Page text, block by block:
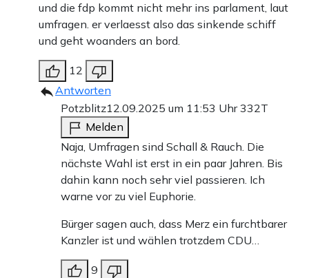
und die fdp kommt nicht mehr ins parlament, laut
umfragen. er verlaesst also das sinkende schiff
und geht woanders an bord.
12
Antworten
Potzblitz12.09.2025 um 11:53 Uhr332T
Melden
Naja, Umfragen sind Schall & Rauch. Die
nächste Wahl ist erst in ein paar Jahren. Bis
dahin kann noch sehr viel passieren. Ich
warne vor zu viel Euphorie.
Bürger sagen auch, dass Merz ein furchtbarer
Kanzler ist und wählen trotzdem CDU…
9